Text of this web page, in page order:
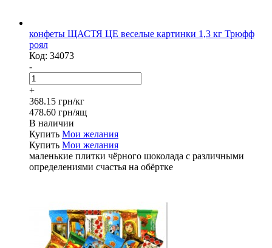
конфеты ЩАСТЯ ЦЕ веселые картинки 1,3 кг Трюфф
роял
Код: 34073
-
+
368.15 грн/кг
478.60 грн/ящ
В наличии
Купить Мои желания
Купить Мои желания
маленькие плитки чёрного шоколада с различными
определениями счастья на обёртке